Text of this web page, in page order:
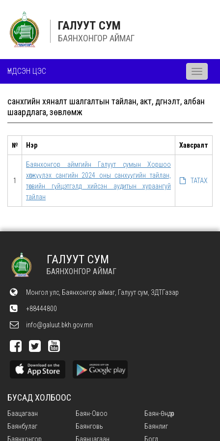
ГАЛУУТ СУМ
БАЯНХОНГОР АЙМАГ
ҮНДСЭН ЦЭС
Toggle
санхүүгийн хяналт шалгалтын тайлан, акт, дүгнэлт, албан
шаардлага, зөвлөмж
№ Нэр Хавсралт
1
Баянхонгор аймгийн Галуут сумын Хоршоо
хөгжүүлэх сангийн 2024 оны санхүүгийн тайлан,
төсвийн гүйцэтгэлд хийсэн аудитын хураангуй
тайлан
ТАТАХ
ГАЛУУТ СУМ
БАЯНХОНГОР АЙМАГ
Монгол улс, Баянхонгор аймаг, Галуут сум, ЗДТГазар
+88444800
info@galuut.bkh.gov.mn
БУСАД ХОЛБООС
Баацагаан Баян-Овоо
Баян-Өндөр
Баянбулаг
Баянговь
Баянлиг
Баянхонгор
Баянцагаан Богд